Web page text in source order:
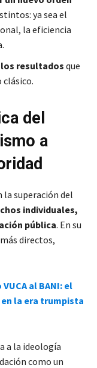
ya sea el
la eficiencia
resultados que
clásico.
del
a
la superación del
individuales,
pública. En su
directos,
al BANI: el
la era trumpista
a la ideología
como un